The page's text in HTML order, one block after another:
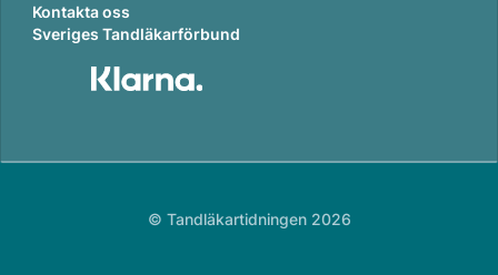
Kontakta oss
Sveriges Tandläkarförbund
© Tandläkartidningen 2026